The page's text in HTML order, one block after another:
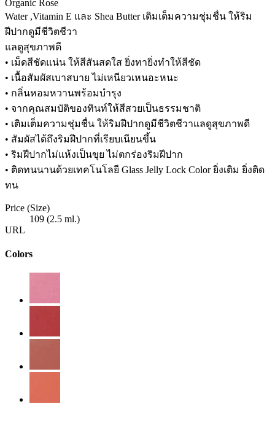
Organic Rose
Water ,Vitamin E และ Shea Butter เติมเต็มความชุ่มชื่น ให้ริม
ฝีปากดูมีชีวิตชีวา
แลดูสุขภาพดี
• เม็ดสีชัดแน่น ให้สีสันสดใส ยิ่งทายิ่งทำให้สีชัด
• เนื้อสัมผัสเบาสบาย ไม่เหนียวเหนอะหนะ
• กลิ่นหอมหวานพร้อมบำรุง
• จากคุณสมบัติของทินท์ให้สีสวยเป็นธรรมชาติ
• เติมเต็มความชุ่มชื่น ให้ริมฝีปากดูมีชีวิตชีวาแลดูสุขภาพดี
• สัมผัสได้ถึงริมฝีปากที่เรียบเนียนขึ้น
• ริมฝีปากไม่แห้งเป็นขุย ไม่ตกร่องริมฝีปาก
• ติดทนนานด้วยเทคโนโลยี Glass Jelly Lock Color ยิ่งเติม ยิ่งติด
ทน
Price (Size)
109 (2.5 ml.)
URL
Colors